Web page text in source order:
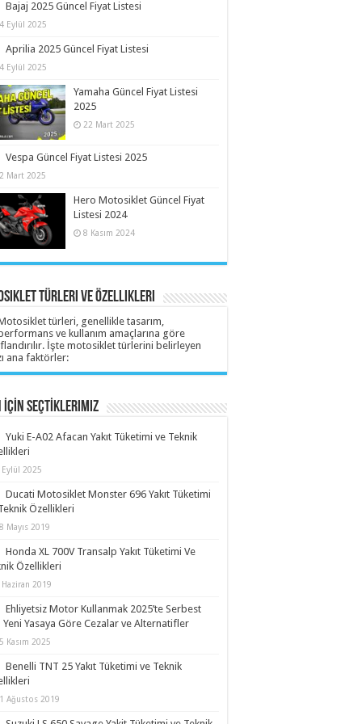
Bajaj 2025 Güncel Fiyat Listesi
Eylül 2025
Aprilia 2025 Güncel Fiyat Listesi
Eylül 2025
Yamaha Güncel Fiyat Listesi
2025
22 Mart 2025
Vespa Güncel Fiyat Listesi 2025
Mart 2025
Hero Motosiklet Güncel Fiyat
Listesi 2024
8 Kasım 2024
Türleri ve Özellikleri
İçİn Seçtİklerimiz
Yuki E-A02 Afacan Yakıt Tüketimi ve Teknik
Eylül 2025
Ducati Motosiklet Monster 696 Yakıt Tüketimi
Özellikleri
Mayıs 2019
Honda XL 700V Transalp Yakıt Tüketimi Ve
Özellikleri
2019
Ehliyetsiz Motor Kullanmak 2025’te Serbest
Yeni Yasaya Göre Cezalar ve Alternatifler
Kasım 2025
Benelli TNT 25 Yakıt Tüketimi ve Teknik
Ağustos 2019